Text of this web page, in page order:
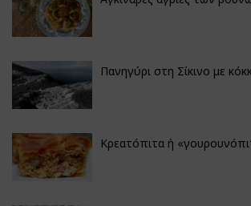
Πανηγύρι στη Σίκινο με
Κρεατόπιτα ή